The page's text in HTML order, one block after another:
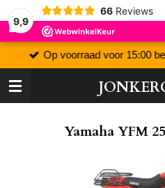
9,9
66 Reviews
Op voorraad voor 15:00
Yamaha YFM